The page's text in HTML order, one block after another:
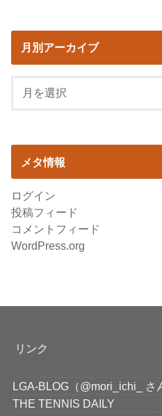
月別アーカイブ
メタ情報
ログイン
投稿フィード
コメントフィード
WordPress.org
リンク
LGA-BLOG（@mori_ichi_ さ
THE TENNIS DAILY